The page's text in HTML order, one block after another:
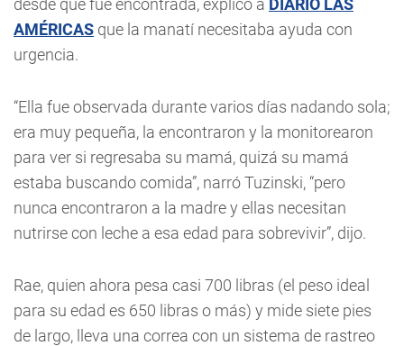
desde que fue encontrada, explicó a DIARIO LAS
AMÉRICAS que la manatí necesitaba ayuda con
urgencia.
“Ella fue observada durante varios días nadando sola;
era muy pequeña, la encontraron y la monitorearon
para ver si regresaba su mamá, quizá su mamá
estaba buscando comida”, narró Tuzinski, “pero
nunca encontraron a la madre y ellas necesitan
nutrirse con leche a esa edad para sobrevivir”, dijo.
Rae, quien ahora pesa casi 700 libras (el peso ideal
para su edad es 650 libras o más) y mide siete pies
de largo, lleva una correa con un sistema de rastreo